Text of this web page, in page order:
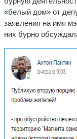
«белый дом» от
заявления на имя
них бурно